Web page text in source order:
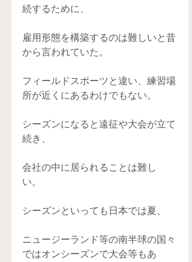
続するために、
雇用形態を構築するのは難しいと昔
から言われていた。
フィールドスポーツと違い、練習場
所が近くにあるわけでもない。
シーズンになると遠征や大会が立て
続き、
会社の中に居られることは難し
い。
シーズンといっても日本では夏、
ニュージーランド等の南半球の国々
ではオンシーズンで大会等もあ